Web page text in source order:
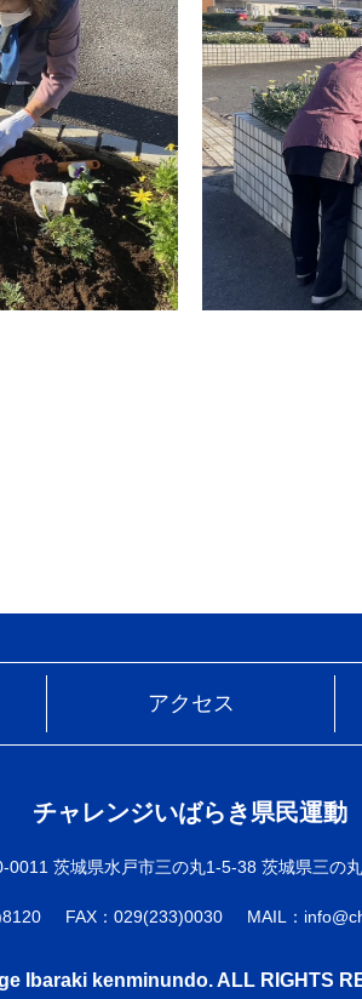
アクセス
チャレンジいばらき県民運動
0011 茨城県水戸市三の丸1-5-38 茨城県三の
FAX：029(233)0030 MAIL：
Ibaraki kenminundo. ALL RIGHTS